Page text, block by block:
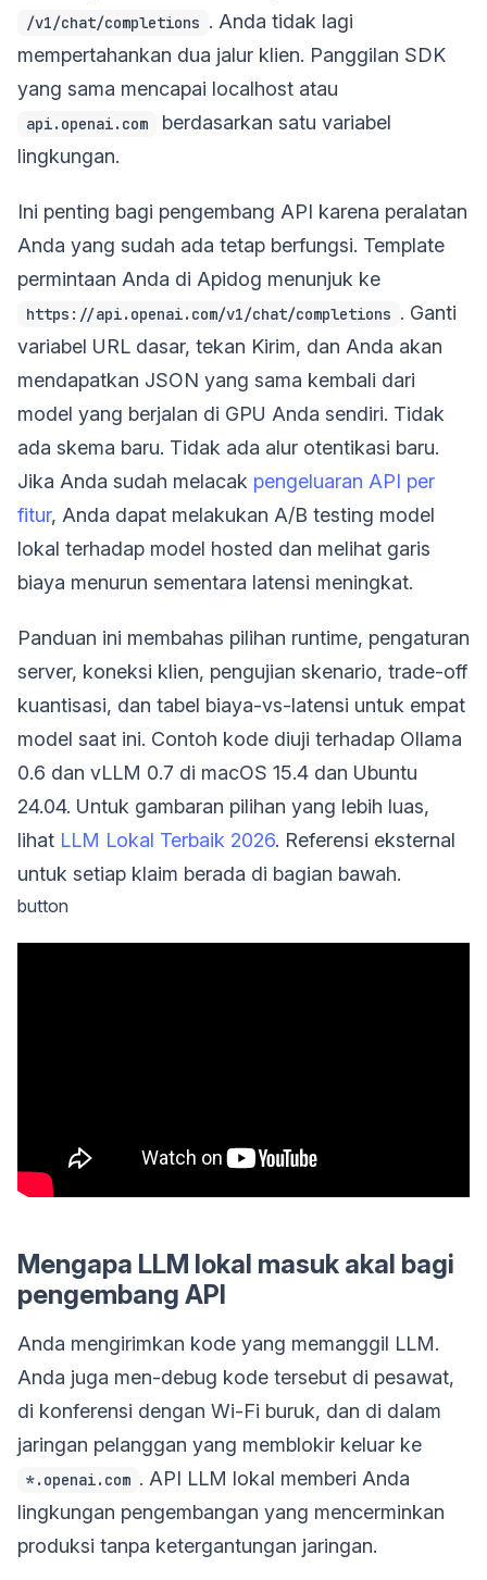
/v1/chat/completions . Anda tidak lagi
mempertahankan dua jalur klien. Panggilan SDK
yang sama mencapai localhost atau
api.openai.com
berdasarkan satu variabel
lingkungan.
Ini penting bagi pengembang API karena peralatan
Anda yang sudah ada tetap berfungsi. Template
permintaan Anda di Apidog menunjuk ke
https://api.openai.com/v1/chat/completions . Ganti
variabel URL dasar, tekan Kirim, dan Anda akan
mendapatkan JSON yang sama kembali dari
model yang berjalan di GPU Anda sendiri. Tidak
ada skema baru. Tidak ada alur otentikasi baru.
Jika Anda sudah melacak pengeluaran API per
fitur, Anda dapat melakukan A/B testing model
lokal terhadap model hosted dan melihat garis
biaya menurun sementara latensi meningkat.
Panduan ini membahas pilihan runtime, pengaturan
server, koneksi klien, pengujian skenario, trade-off
kuantisasi, dan tabel biaya-vs-latensi untuk empat
model saat ini. Contoh kode diuji terhadap Ollama
0.6 dan vLLM 0.7 di macOS 15.4 dan Ubuntu
24.04. Untuk gambaran pilihan yang lebih luas,
lihat LLM Lokal Terbaik 2026. Referensi eksternal
untuk setiap klaim berada di bagian bawah.
button
Mengapa LLM lokal masuk akal bagi
pengembang API
Anda mengirimkan kode yang memanggil LLM.
Anda juga men-debug kode tersebut di pesawat,
di konferensi dengan Wi-Fi buruk, dan di dalam
jaringan pelanggan yang memblokir keluar ke
*.openai.com . API LLM lokal memberi Anda
lingkungan pengembangan yang mencerminkan
produksi tanpa ketergantungan jaringan.